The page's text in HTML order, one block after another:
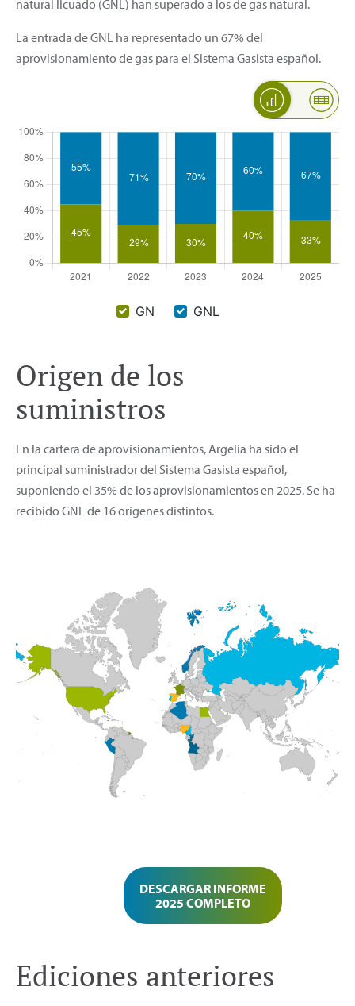
natural licuado (GNL) han superado a los de gas natural.
La entrada de GNL ha representado un 67% del
aprovisionamiento de gas para el Sistema Gasista español.
GN GNL
Origen de los
suministros
En la cartera de aprovisionamientos, Argelia ha sido el
principal suministrador del Sistema Gasista español,
suponiendo el 35% de los aprovisionamientos en 2025. Se ha
recibido GNL de 16 orígenes distintos.
DESCARGAR INFORME
2025 COMPLETO
Ediciones anteriores